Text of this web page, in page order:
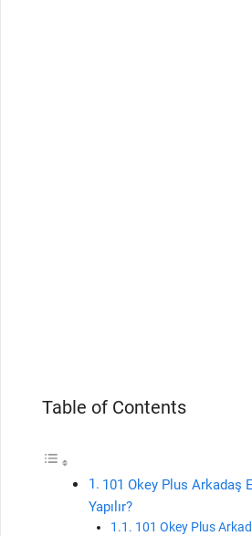
Table of Contents
101 Okey Plus Arkadaş
Yapılır?
101 Okey Plus